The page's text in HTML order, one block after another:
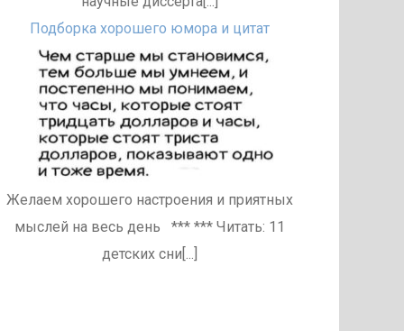
Подборка хорошего юмора и цитат
Желаем хорошего настроения и приятных
мыслей на весь день *** *** Читать: 11
детских сни[...]